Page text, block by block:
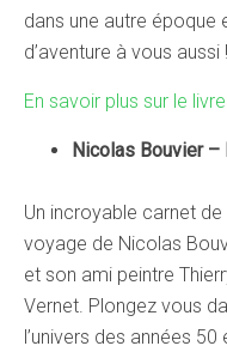
dans une autre époque
d’aventure à vous aussi !
En savoir plus sur le livre
Nicolas Bouvier –
Un incroyable carnet de
voyage de Nicolas
et son ami peintre
Vernet. Plongez vous
l’univers des années 50